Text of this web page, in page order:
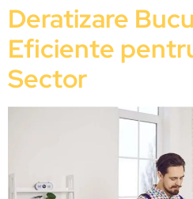
Deratizare
Eficiente
Sector